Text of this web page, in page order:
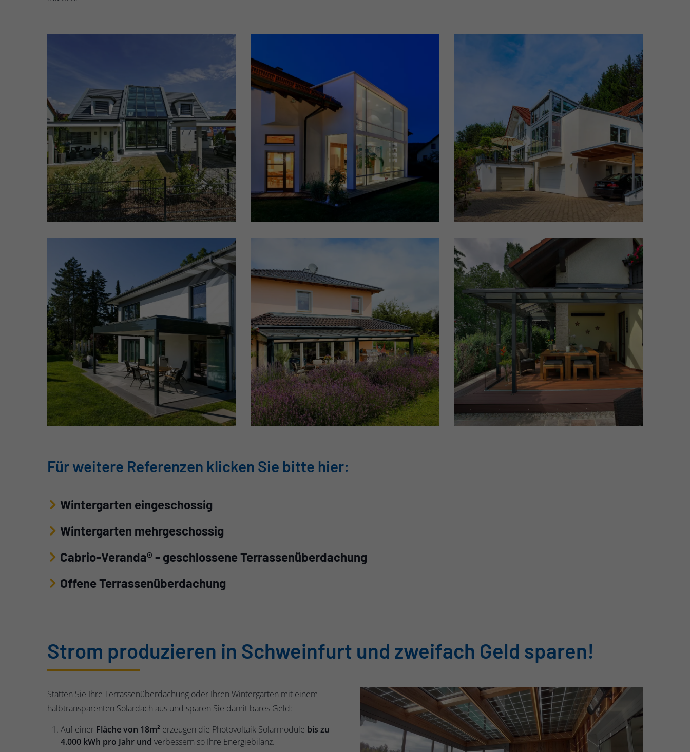
Für weitere Referenzen klicken Sie bitte hier:
Wintergarten eingeschossig
Wintergarten mehrgeschossig
Cabrio-Veranda® - geschlossene Terrassenüberdachung
Offene Terrassenüberdachung
Strom produzieren in Schweinfurt und zweifach Geld sparen!
Statten Sie Ihre Terrassenüberdachung oder Ihren Wintergarten mit einem
halbtransparenten Solardach aus und sparen Sie damit bares Geld:
Auf einer Fläche von 18m² erzeugen die Photovoltaik Solarmodule bis zu
4.000 kWh pro Jahr und verbessern so Ihre Energiebilanz.